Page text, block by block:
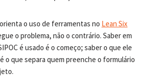
o uso de ferramentas no Lean Six
o problema, não o contrário. Saber em
é usado é o começo; saber o que ele
o que separa quem preenche o formulário